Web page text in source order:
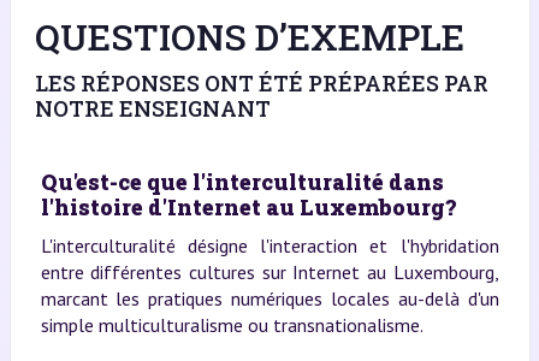
QUESTIONS D’EXEMPLE
LES RÉPONSES ONT ÉTÉ PRÉPARÉES PAR
NOTRE ENSEIGNANT
Qu'est-ce que l'interculturalité dans
l'histoire d'Internet au Luxembourg?
L'interculturalité désigne l'interaction et l'hybridation
entre différentes cultures sur Internet au Luxembourg,
marcant les pratiques numériques locales au-delà d'un
simple multiculturalisme ou transnationalisme.